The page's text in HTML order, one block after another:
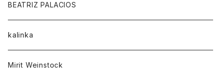
BEATRIZ PALACIOS
kalinka
Mirit Weinstock